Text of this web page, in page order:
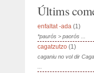
Últims
enfaltat -ada (1)
*paurós > paorós ...
cagatzutzo (1)
caganiu no vol dir